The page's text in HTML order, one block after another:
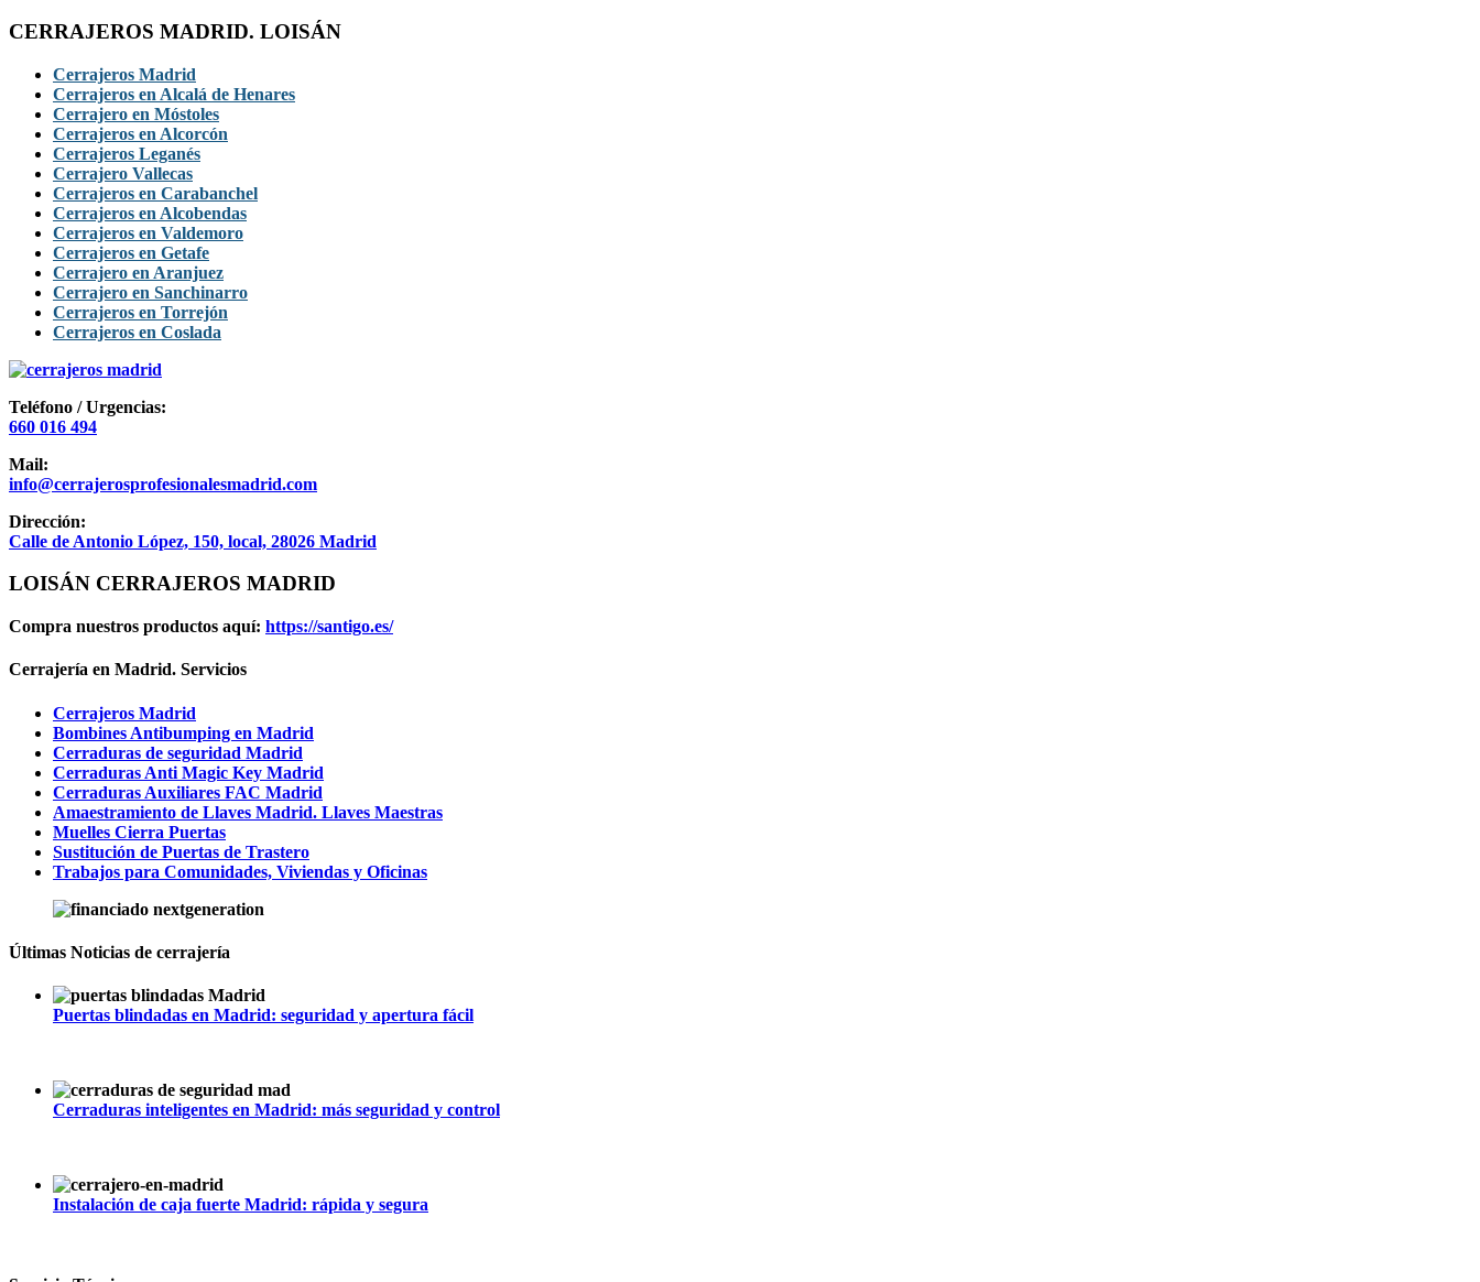
CERRAJEROS MADRID. LOISÁN
Cerrajeros Madrid
Cerrajeros en Alcalá de Henares
Cerrajero en Móstoles
Cerrajeros en Alcorcón
Cerrajeros Leganés
Cerrajero Vallecas
Cerrajeros en Carabanchel
Cerrajeros en Alcobendas
Cerrajeros en Valdemoro
Cerrajeros en Getafe
Cerrajero en Aranjuez
Cerrajero en Sanchinarro
Cerrajeros en Torrejón
Cerrajeros en Coslada
Teléfono / Urgencias:
660 016 494
Mail:
info@cerrajerosprofesionalesmadrid.com
Dirección:
Calle de Antonio López, 150, local, 28026 Madrid
LOISÁN CERRAJEROS MADRID
Compra nuestros productos aquí: https://santigo.es/
Cerrajería en Madrid. Servicios
Cerrajeros Madrid
Bombines Antibumping en Madrid
Cerraduras de seguridad Madrid
Cerraduras Anti Magic Key Madrid
Cerraduras Auxiliares FAC Madrid
Amaestramiento de Llaves Madrid. Llaves Maestras
Muelles Cierra Puertas
Sustitución de Puertas de Trastero
Trabajos para Comunidades, Viviendas y Oficinas
Últimas Noticias de cerrajería
Puertas blindadas en Madrid: seguridad y apertura fácil
Cerraduras inteligentes en Madrid: más seguridad y control
Instalación de caja fuerte Madrid: rápida y segura